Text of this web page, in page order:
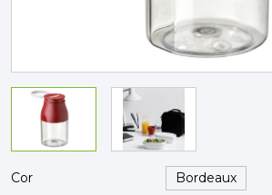
TINTAS, DROGAS E LIMPEZA
DYRUP
SKIL
Cor